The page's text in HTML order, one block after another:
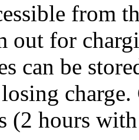
from
out for
can be
(2 hours